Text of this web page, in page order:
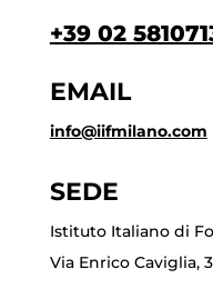
+39 02
EMAIL
info@iifmilano.com
SEDE
Istituto Italiano di
Via Enrico Caviglia,